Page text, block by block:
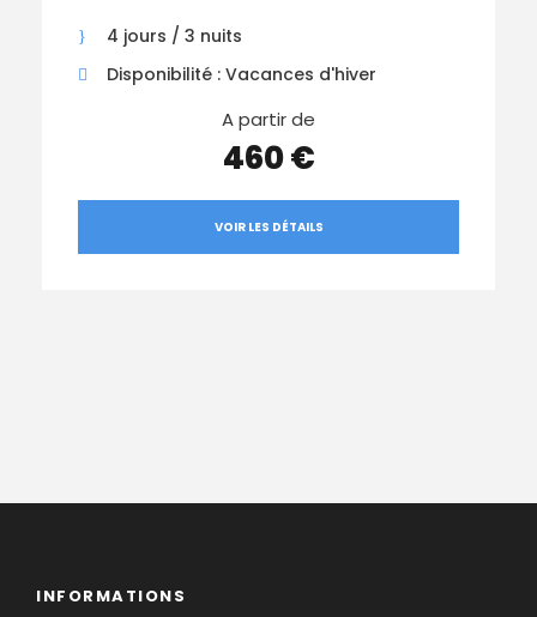
4 jours / 3 nuits
Disponibilité : Vacances d'hiver
A partir de
460 €
VOIR LES DÉTAILS
INFORMATIONS